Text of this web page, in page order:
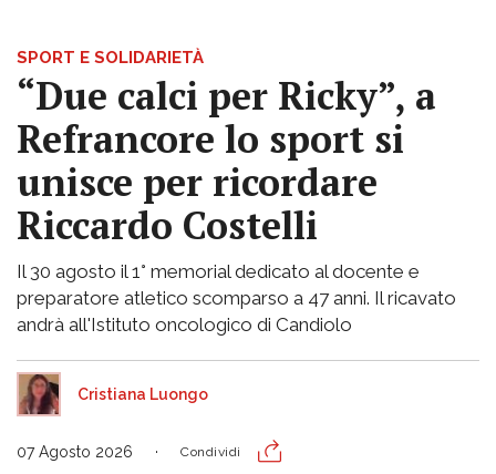
SPORT E SOLIDARIETÀ
“Due calci per Ricky”, a
Refrancore lo sport si
unisce per ricordare
Riccardo Costelli
Il 30 agosto il 1° memorial dedicato al docente e
preparatore atletico scomparso a 47 anni. Il ricavato
andrà all'Istituto oncologico di Candiolo
Cristiana Luongo
07 Agosto 2026 Condividi